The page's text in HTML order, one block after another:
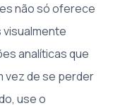
não só oferece
analíticas que
vez de se perder
use o